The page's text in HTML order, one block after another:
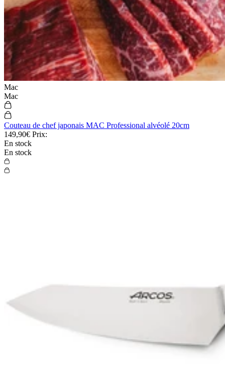
Mac
Mac
Couteau de chef japonais MAC Professional alvéolé 20cm
149,90€ Prix:
En stock
En stock